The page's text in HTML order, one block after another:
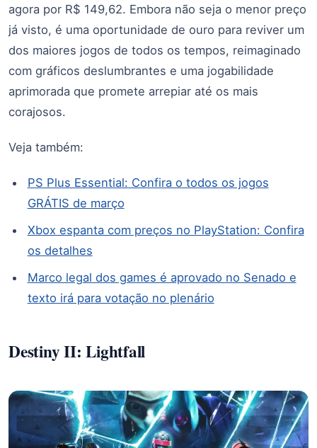
agora por R$ 149,62. Embora não seja o menor preço
já visto, é uma oportunidade de ouro para reviver um
dos maiores jogos de todos os tempos, reimaginado
com gráficos deslumbrantes e uma jogabilidade
aprimorada que promete arrepiar até os mais
corajosos.
Veja também:
PS Plus Essential: Confira o todos os jogos
GRÁTIS de março
Xbox espanta com preços no PlayStation: Confira
os detalhes
Marco legal dos games é aprovado no Senado e
texto irá para votação no plenário
Destiny II: Lightfall